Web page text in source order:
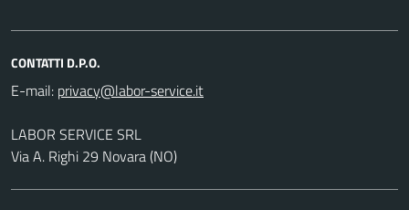
CONTATTI D.P.O.
E-mail:
LABOR SERVICE SRL
Via A. Righi 29 Novara (NO)